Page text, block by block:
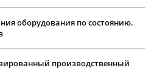
оборудования по состоянию.
производственный